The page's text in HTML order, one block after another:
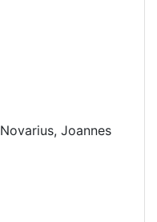
Novarius, Joannes